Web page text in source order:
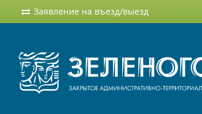
Заявление на въезд/выезд